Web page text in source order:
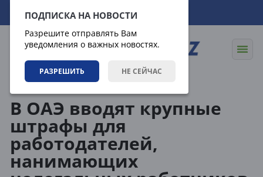
ПОДПИСКА НА НОВОСТИ
Разрешите отправлять Вам
уведомления о важных новостях.
РАЗРЕШИТЬ НЕ СЕЙЧАС
09.08.2026 07:08:10
В ОАЭ вводят крупные
штрафы для
работодателей,
нанимающих